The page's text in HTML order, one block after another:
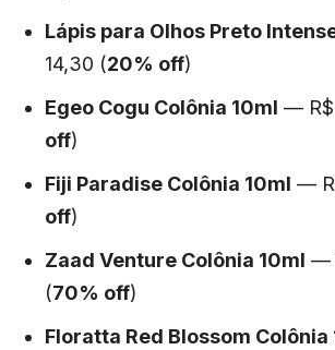
Lápis para Olhos Preto
14,30 (20% off)
Egeo Cogu Colônia 10ml — R$
off)
Fiji Paradise Colônia 10ml —
off)
Zaad Venture Colônia 10ml —
(70% off)
Floratta Red Blossom Colônia